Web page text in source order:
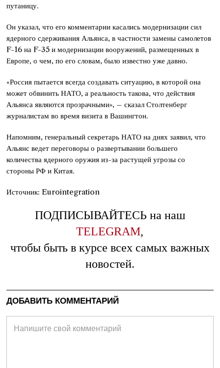
путаницу.
Он указал, что его комментарии касались модернизации сил
ядерного сдерживания Альянса, в частности замены самолетов
F-16 на F-35 и модернизации вооружений, размещенных в
Европе, о чем, по его словам, было известно уже давно.
«Россия пытается всегда создавать ситуацию, в которой она
может обвинить НАТО, а реальность такова, что действия
Альянса являются прозрачными», – сказал Столтенберг
журналистам во время визита в Вашингтон.
Напомним, генеральный секретарь НАТО на днях заявил, что
Альянс ведет переговоры о развертывании большего
количества ядерного оружия из-за растущей угрозы со
стороны РФ и Китая.
Источник: Eurointegration
ПОДПИСЫВАЙТЕСЬ на наш
TELEGRAM,
чтобы быть в курсе всех самых важных
новостей.
ДОБАВИТЬ КОММЕНТАРИЙ